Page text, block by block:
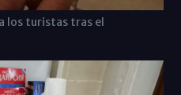
los turistas tras el